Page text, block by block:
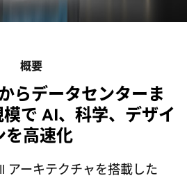
概要
らデータセンターま
で AI、科学、デザイ
を高速化
アーキテクチャを搭載した